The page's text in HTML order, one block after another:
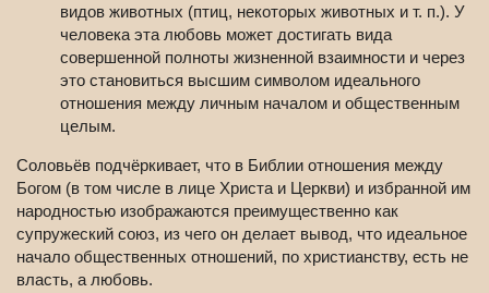
видов животных (птиц, некоторых животных и т. п.). У
человека эта любовь может достигать вида
совершенной полноты жизненной взаимности и через
это становиться высшим символом идеального
отношения между личным началом и общественным
целым.
Соловьёв подчёркивает, что в Библии отношения между
Богом (в том числе в лице Христа и Церкви) и избранной им
народностью изображаются преимущественно как
супружеский союз, из чего он делает вывод, что идеальное
начало общественных отношений, по христианству, есть не
власть, а любовь.